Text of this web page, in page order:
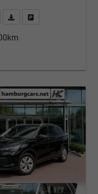
& Angebot anfordern
PDF-Datei, Fahrzeugexposé